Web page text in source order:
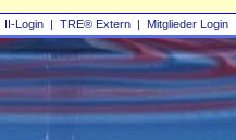
II‑Login | TRE® Extern | Mitglieder Login